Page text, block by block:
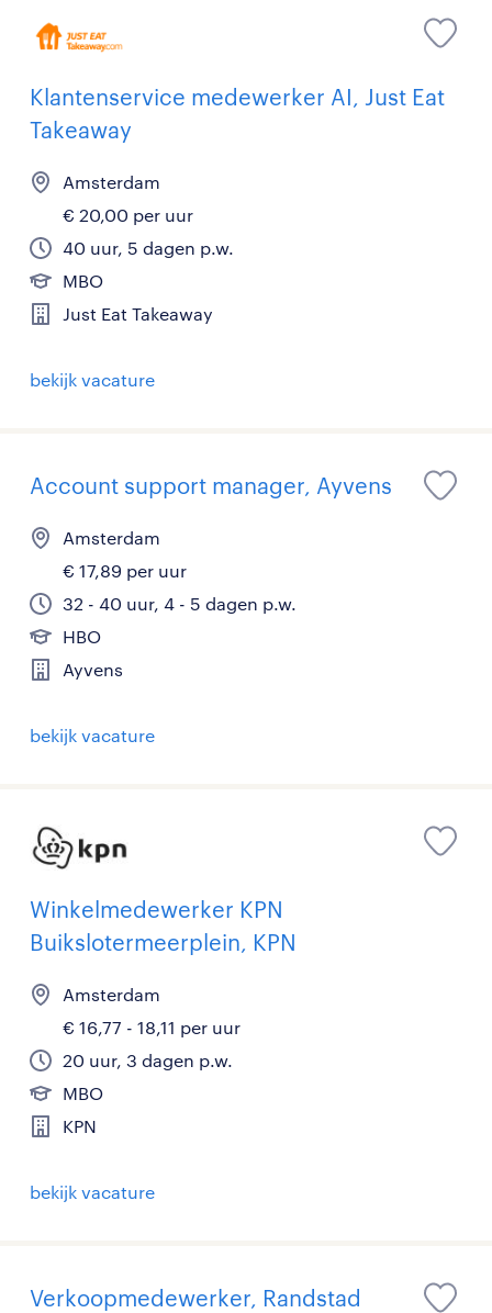
Klantenservice medewerker AI, Just Eat
Takeaway
Amsterdam
€ 20,00 per uur
40 uur, 5 dagen p.w.
MBO
Just Eat Takeaway
bekijk vacature
Account support manager, Ayvens
Amsterdam
€ 17,89 per uur
32 - 40 uur, 4 - 5 dagen p.w.
HBO
Ayvens
bekijk vacature
Winkelmedewerker KPN
Buikslotermeerplein, KPN
Amsterdam
€ 16,77 - 18,11 per uur
20 uur, 3 dagen p.w.
MBO
KPN
bekijk vacature
Verkoopmedewerker, Randstad